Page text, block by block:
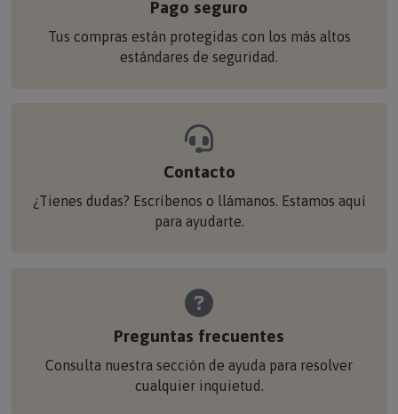
Pago seguro
Tus compras están protegidas con los más altos
estándares de seguridad.
Contacto
¿Tienes dudas? Escríbenos o llámanos. Estamos aquí
para ayudarte.
Preguntas frecuentes
Consulta nuestra sección de ayuda para resolver
cualquier inquietud.